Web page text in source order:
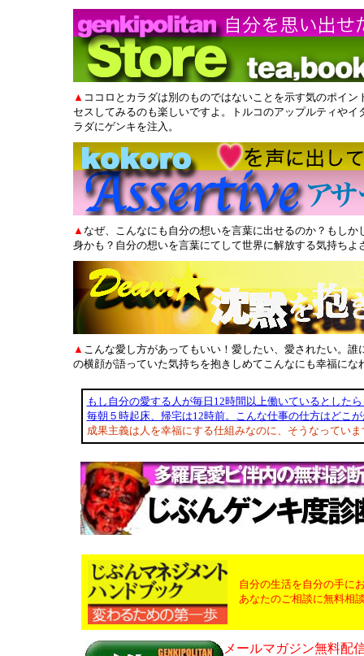
▲ ココロとカラダは別のものではないことを示す気のポイ
セスしてみるのも楽しいですよ。トルコのアップルティや
ラダにゲンキを注入。
▲ なぜ、こんなにも自分の想いを言葉に出せるのか？もし
身かも？自分の想いを言葉にてして世界に解放する気持ち
▲ こんな愛し方があってもいい！愛したい、愛されたい。
の横顔が語っていた気持ちを抱きしめてこんなにも幸福にな
もし自分の愛する人が毎日12時間以上働いているとした
毎朝５時起床、帰宅は12時前。こんな仕事の仕方はどこ
成果主義は人を幸福にする仕組みなのに、そうなってい
自分の生活を自分の手に
あなたのご相談に無料相
メールマガジン無料